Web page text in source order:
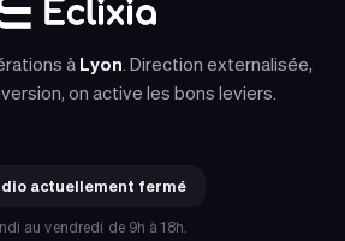
à Lyon. Direction externalisée,
on active les bons leviers.
actuellement fermé
au vendredi de 9h à 18h.